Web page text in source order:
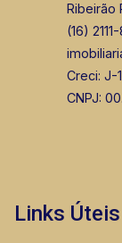
Ribeirão
(16)
Creci: J-
CNPJ:
Links Úteis